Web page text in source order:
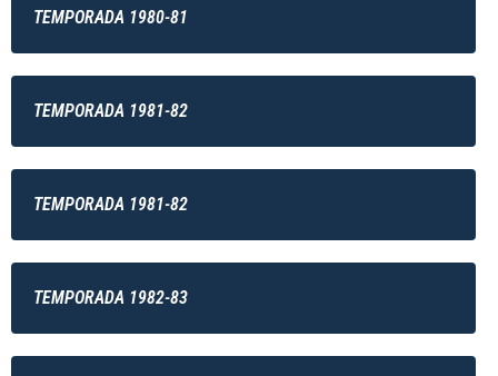
TEMPORADA 1980-81
TEMPORADA 1981-82
TEMPORADA 1981-82
TEMPORADA 1982-83